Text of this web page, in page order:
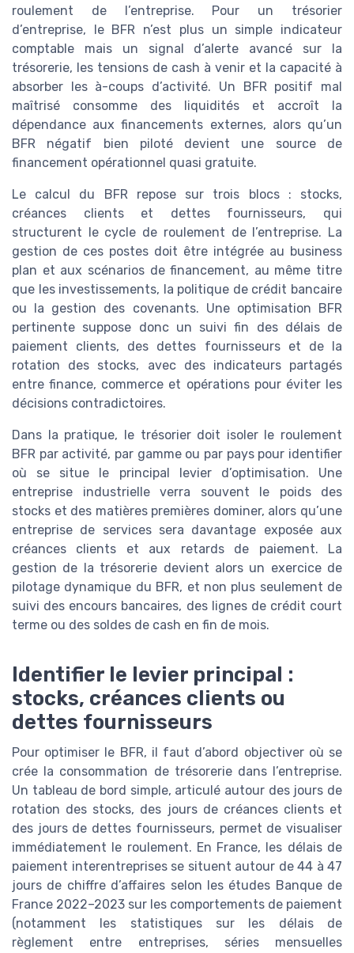
roulement de l’entreprise. Pour un trésorier
d’entreprise, le BFR n’est plus un simple indicateur
comptable mais un signal d’alerte avancé sur la
trésorerie, les tensions de cash à venir et la capacité à
absorber les à-coups d’activité. Un BFR positif mal
maîtrisé consomme des liquidités et accroît la
dépendance aux financements externes, alors qu’un
BFR négatif bien piloté devient une source de
financement opérationnel quasi gratuite.
Le calcul du BFR repose sur trois blocs : stocks,
créances clients et dettes fournisseurs, qui
structurent le cycle de roulement de l’entreprise. La
gestion de ces postes doit être intégrée au business
plan et aux scénarios de financement, au même titre
que les investissements, la politique de crédit bancaire
ou la gestion des covenants. Une optimisation BFR
pertinente suppose donc un suivi fin des délais de
paiement clients, des dettes fournisseurs et de la
rotation des stocks, avec des indicateurs partagés
entre finance, commerce et opérations pour éviter les
décisions contradictoires.
Dans la pratique, le trésorier doit isoler le roulement
BFR par activité, par gamme ou par pays pour identifier
où se situe le principal levier d’optimisation. Une
entreprise industrielle verra souvent le poids des
stocks et des matières premières dominer, alors qu’une
entreprise de services sera davantage exposée aux
créances clients et aux retards de paiement. La
gestion de la trésorerie devient alors un exercice de
pilotage dynamique du BFR, et non plus seulement de
suivi des encours bancaires, des lignes de crédit court
terme ou des soldes de cash en fin de mois.
Identifier le levier principal :
stocks, créances clients ou
dettes fournisseurs
Pour optimiser le BFR, il faut d’abord objectiver où se
crée la consommation de trésorerie dans l’entreprise.
Un tableau de bord simple, articulé autour des jours de
rotation des stocks, des jours de créances clients et
des jours de dettes fournisseurs, permet de visualiser
immédiatement le roulement. En France, les délais de
paiement interentreprises se situent autour de 44 à 47
jours de chiffre d’affaires selon les études Banque de
France 2022–2023 sur les comportements de paiement
(notamment les statistiques sur les délais de
règlement entre entreprises, séries mensuelles